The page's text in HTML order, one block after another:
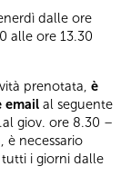
dalle ore
alle ore 13.30
prenotata, è
email al seguente
giov. ore 8.30 –
è necessario
tutti i giorni dalle